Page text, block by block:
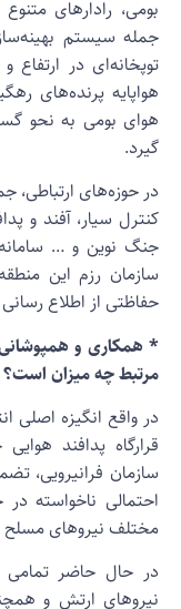
رادارهای متنوع
سیستم بهینه‌سازی
در ارتفاع و
پرنده‌های
بومی به نحو
حوزه‌های ارتباطی، جمع
سیار، آفند و
نوین و …
رزم این منطقه
از اطلاع رسانی
همکاری و همپوشانی
چه میزان است؟
واقع انگیزه اصلی
پدافند هوایی
فرانیرویی،
ناخواسته در
نیروهای مسلح
حال حاضر تمامی
ارتش و همچنین